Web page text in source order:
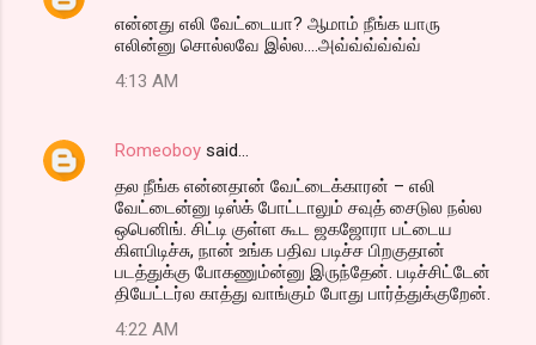
என்னது எலி வேட்டையா? ஆமாம் நீங்க யாரு
எலின்னு சொல்லவே இல்ல....அவ்வ்வ்வ்வ்வ்
4:13 AM
Romeoboy said…
தல நீங்க என்னதான் வேட்டைக்காரன் – எலி
வேட்டைன்னு டிஸ்க் போட்டாலும் சவுத் சைடுல நல்ல
ஒபெனிங். சிட்டி குள்ள கூட ஜகஜோரா பட்டைய
கிளபிடிச்சு, நான் உங்க பதிவ படிச்ச பிறகுதான்
படத்துக்கு போகணும்ன்னு இருந்தேன். படிச்சிட்டேன்
தியேட்டர்ல காத்து வாங்கும் போது பார்த்துக்குறேன்.
4:22 AM